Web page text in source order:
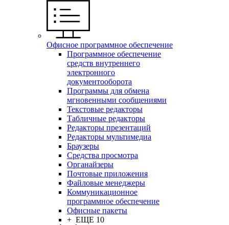
Офисное программное обеспечение
Программное обеспечение
средств внутреннего
электронного
документооборота
Программы для обмена
мгновенными сообщениями
Текстовые редакторы
Табличные редакторы
Редакторы презентаций
Редакторы мультимедиа
Браузеры
Средства просмотра
Органайзеры
Почтовые приложения
Файловые менеджеры
Коммуникационное
программное обеспечение
Офисные пакеты
+ ЕЩЕ 10